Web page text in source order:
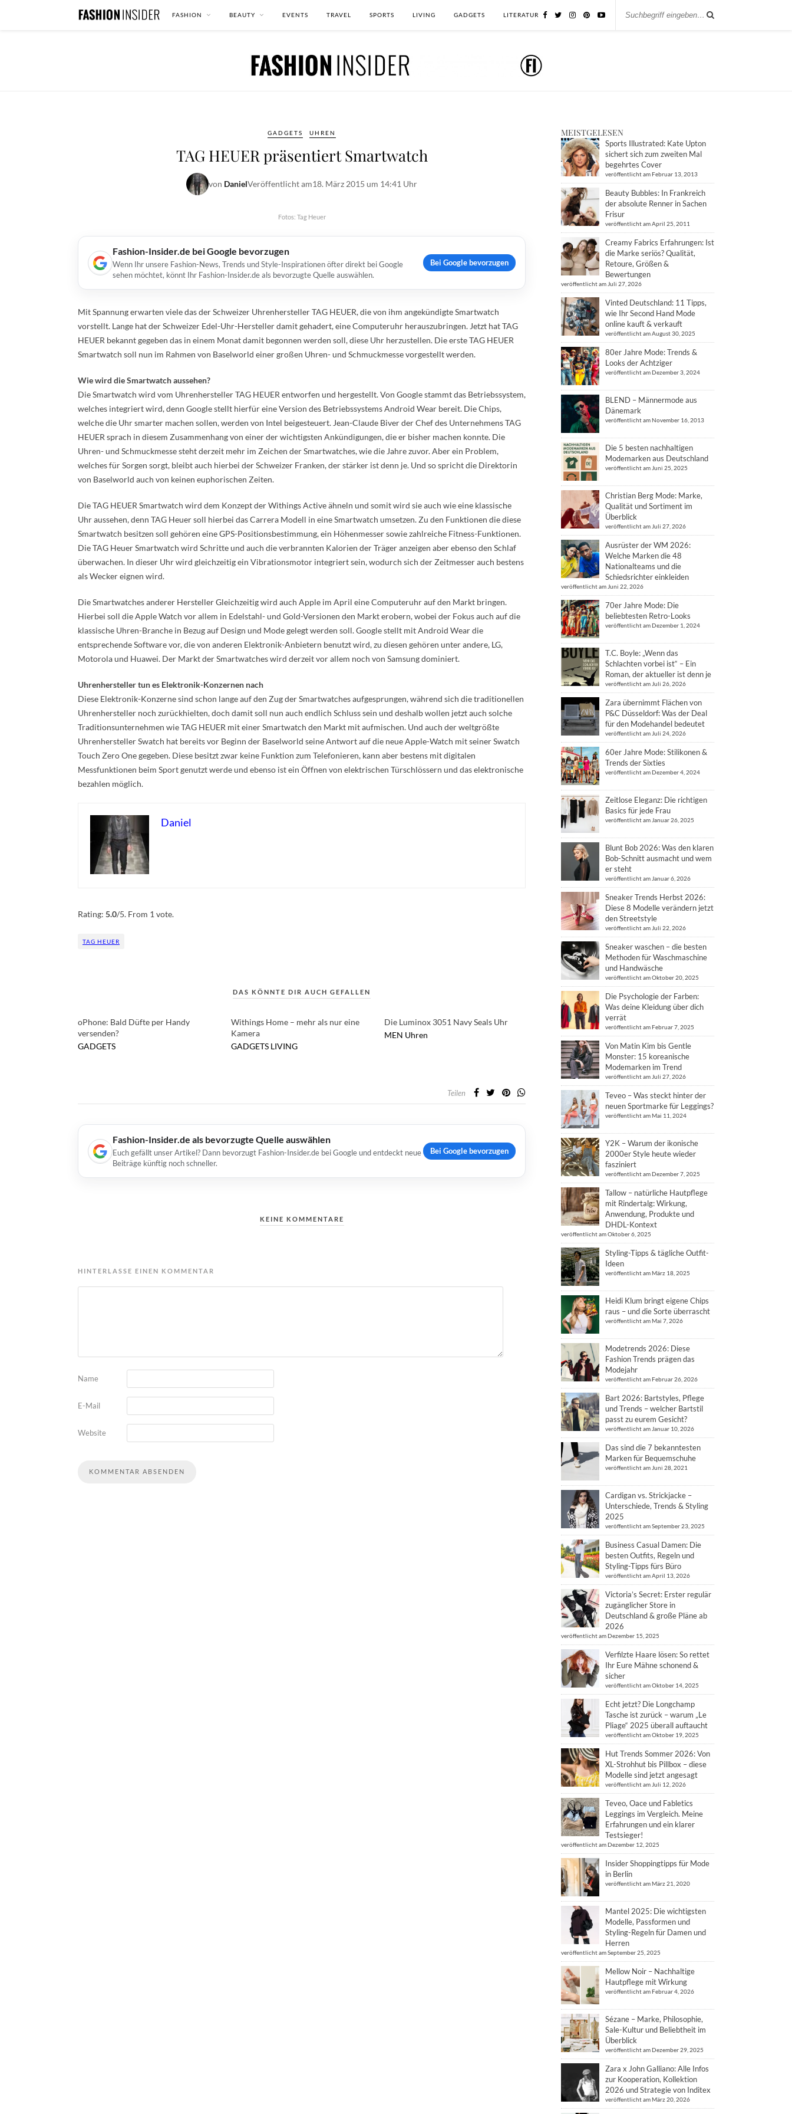
FASHION BEAUTY EVENTS TRAVEL SPORTS LIVING GADGETS LITERATUR
GADGETS UHREN
TAG HEUER präsentiert Smartwatch
von DanielVeröffentlicht am18. März 2015 um 14:41 Uhr
Fotos: Tag Heuer
Fashion-Insider.de bei Google bevorzugen
Wenn Ihr unsere Fashion-News, Trends und Style-Inspirationen öfter direkt bei Google
sehen möchtet, könnt Ihr Fashion-Insider.de als bevorzugte Quelle auswählen.
Bei Google bevorzugen
Mit Spannung erwarten viele das der Schweizer Uhrenhersteller TAG HEUER, die von ihm angekündigte Smartwatch
vorstellt. Lange hat der Schweizer Edel-Uhr-Hersteller damit gehadert, eine Computeruhr herauszubringen. Jetzt hat TAG
HEUER bekannt gegeben das in einem Monat damit begonnen werden soll, diese Uhr herzustellen. Die erste TAG HEUER
Smartwatch soll nun im Rahmen von Baselworld einer großen Uhren- und Schmuckmesse vorgestellt werden.
Wie wird die Smartwatch aussehen?
Die Smartwatch wird vom Uhrenhersteller TAG HEUER entworfen und hergestellt. Von Google stammt das Betriebssystem,
welches integriert wird, denn Google stellt hierfür eine Version des Betriebssystems Android Wear bereit. Die Chips,
welche die Uhr smarter machen sollen, werden von Intel beigesteuert. Jean-Claude Biver der Chef des Unternehmens TAG
HEUER sprach in diesem Zusammenhang von einer der wichtigsten Ankündigungen, die er bisher machen konnte. Die
Uhren- und Schmuckmesse steht derzeit mehr im Zeichen der Smartwatches, wie die Jahre zuvor. Aber ein Problem,
welches für Sorgen sorgt, bleibt auch hierbei der Schweizer Franken, der stärker ist denn je. Und so spricht die Direktorin
von Baselworld auch von keinen euphorischen Zeiten.
Die TAG HEUER Smartwatch wird dem Konzept der Withings Active ähneln und somit wird sie auch wie eine klassische
Uhr aussehen, denn TAG Heuer soll hierbei das Carrera Modell in eine Smartwatch umsetzen. Zu den Funktionen die diese
Smartwatch besitzen soll gehören eine GPS-Positionsbestimmung, ein Höhenmesser sowie zahlreiche Fitness-Funktionen.
Die TAG Heuer Smartwatch wird Schritte und auch die verbrannten Kalorien der Träger anzeigen aber ebenso den Schlaf
überwachen. In dieser Uhr wird gleichzeitig ein Vibrationsmotor integriert sein, wodurch sich der Zeitmesser auch bestens
als Wecker eignen wird.
Die Smartwatches anderer Hersteller Gleichzeitig wird auch Apple im April eine Computeruhr auf den Markt bringen.
Hierbei soll die Apple Watch vor allem in Edelstahl- und Gold-Versionen den Markt erobern, wobei der Fokus auch auf die
klassische Uhren-Branche in Bezug auf Design und Mode gelegt werden soll. Google stellt mit Android Wear die
entsprechende Software vor, die von anderen Elektronik-Anbietern benutzt wird, zu diesen gehören unter andere, LG,
Motorola und Huawei. Der Markt der Smartwatches wird derzeit vor allem noch von Samsung dominiert.
Uhrenhersteller tun es Elektronik-Konzernen nach
Diese Elektronik-Konzerne sind schon lange auf den Zug der Smartwatches aufgesprungen, während sich die traditionellen
Uhrenhersteller noch zurückhielten, doch damit soll nun auch endlich Schluss sein und deshalb wollen jetzt auch solche
Traditionsunternehmen wie TAG HEUER mit einer Smartwatch den Markt mit aufmischen. Und auch der weltgrößte
Uhrenhersteller Swatch hat bereits vor Beginn der Baselworld seine Antwort auf die neue Apple-Watch mit seiner Swatch
Touch Zero One gegeben. Diese besitzt zwar keine Funktion zum Telefonieren, kann aber bestens mit digitalen
Messfunktionen beim Sport genutzt werde und ebenso ist ein Öffnen von elektrischen Türschlössern und das elektronische
bezahlen möglich.
Daniel
Rating: 5.0/5. From 1 vote.
TAG HEUER
DAS KÖNNTE DIR AUCH GEFALLEN
oPhone: Bald Düfte per Handy
versenden?
GADGETS
Withings Home – mehr als nur eine
Kamera
GADGETS LIVING
Die Luminox 3051 Navy Seals Uhr
MEN Uhren
Teilen
Fashion-Insider.de als bevorzugte Quelle auswählen
Euch gefällt unser Artikel? Dann bevorzugt Fashion-Insider.de bei Google und entdeckt neue
Beiträge künftig noch schneller.
Bei Google bevorzugen
KEINE KOMMENTARE
HINTERLASSE EINEN KOMMENTAR
Name
E-Mail
Website
MEISTGELESEN
Sports Illustrated: Kate Upton
sichert sich zum zweiten Mal
begehrtes Cover
veröffentlicht am Februar 13, 2013
Beauty Bubbles: In Frankreich
der absolute Renner in Sachen
Frisur
veröffentlicht am April 25, 2011
Creamy Fabrics Erfahrungen: Ist
die Marke seriös? Qualität,
Retoure, Größen &
Bewertungen
veröffentlicht am Juli 27, 2026
Vinted Deutschland: 11 Tipps,
wie Ihr Second Hand Mode
online kauft & verkauft
veröffentlicht am August 30, 2025
80er Jahre Mode: Trends &
Looks der Achtziger
veröffentlicht am Dezember 3, 2024
BLEND – Männermode aus
Dänemark
veröffentlicht am November 16, 2013
Die 5 besten nachhaltigen
Modemarken aus Deutschland
veröffentlicht am Juni 25, 2025
Christian Berg Mode: Marke,
Qualität und Sortiment im
Überblick
veröffentlicht am Juli 27, 2026
Ausrüster der WM 2026:
Welche Marken die 48
Nationalteams und die
Schiedsrichter einkleiden
veröffentlicht am Juni 22, 2026
70er Jahre Mode: Die
beliebtesten Retro-Looks
veröffentlicht am Dezember 1, 2024
T.C. Boyle: „Wenn das
Schlachten vorbei ist“ – Ein
Roman, der aktueller ist denn je
veröffentlicht am Juli 26, 2026
Zara übernimmt Flächen von
P&C Düsseldorf: Was der Deal
für den Modehandel bedeutet
veröffentlicht am Juli 24, 2026
60er Jahre Mode: Stilikonen &
Trends der Sixties
veröffentlicht am Dezember 4, 2024
Zeitlose Eleganz: Die richtigen
Basics für jede Frau
veröffentlicht am Januar 26, 2025
Blunt Bob 2026: Was den klaren
Bob-Schnitt ausmacht und wem
er steht
veröffentlicht am Januar 6, 2026
Sneaker Trends Herbst 2026:
Diese 8 Modelle verändern jetzt
den Streetstyle
veröffentlicht am Juli 22, 2026
Sneaker waschen – die besten
Methoden für Waschmaschine
und Handwäsche
veröffentlicht am Oktober 20, 2025
Die Psychologie der Farben:
Was deine Kleidung über dich
verrät
veröffentlicht am Februar 7, 2025
Von Matin Kim bis Gentle
Monster: 15 koreanische
Modemarken im Trend
veröffentlicht am Juli 27, 2026
Teveo – Was steckt hinter der
neuen Sportmarke für Leggings?
veröffentlicht am Mai 11, 2024
Y2K – Warum der ikonische
2000er Style heute wieder
fasziniert
veröffentlicht am Dezember 7, 2025
Tallow – natürliche Hautpflege
mit Rindertalg: Wirkung,
Anwendung, Produkte und
DHDL-Kontext
veröffentlicht am Oktober 6, 2025
Styling-Tipps & tägliche Outfit-
Ideen
veröffentlicht am März 18, 2025
Heidi Klum bringt eigene Chips
raus – und die Sorte überrascht
veröffentlicht am Mai 7, 2026
Modetrends 2026: Diese
Fashion Trends prägen das
Modejahr
veröffentlicht am Februar 26, 2026
Bart 2026: Bartstyles, Pflege
und Trends – welcher Bartstil
passt zu eurem Gesicht?
veröffentlicht am Januar 10, 2026
Das sind die 7 bekanntesten
Marken für Bequemschuhe
veröffentlicht am Juni 28, 2021
Cardigan vs. Strickjacke –
Unterschiede, Trends & Styling
2025
veröffentlicht am September 23, 2025
Business Casual Damen: Die
besten Outfits, Regeln und
Styling-Tipps fürs Büro
veröffentlicht am April 13, 2026
Victoria’s Secret: Erster regulär
zugänglicher Store in
Deutschland & große Pläne ab
2026
veröffentlicht am Dezember 15, 2025
Verfilzte Haare lösen: So rettet
Ihr Eure Mähne schonend &
sicher
veröffentlicht am Oktober 14, 2025
Echt jetzt? Die Longchamp
Tasche ist zurück – warum „Le
Pliage“ 2025 überall auftaucht
veröffentlicht am Oktober 19, 2025
Hut Trends Sommer 2026: Von
XL-Strohhut bis Pillbox – diese
Modelle sind jetzt angesagt
veröffentlicht am Juli 12, 2026
Teveo, Oace und Fabletics
Leggings im Vergleich. Meine
Erfahrungen und ein klarer
Testsieger!
veröffentlicht am Dezember 12, 2025
Insider Shoppingtipps für Mode
in Berlin
veröffentlicht am März 21, 2020
Mantel 2025: Die wichtigsten
Modelle, Passformen und
Styling-Regeln für Damen und
Herren
veröffentlicht am September 25, 2025
Mellow Noir – Nachhaltige
Hautpflege mit Wirkung
veröffentlicht am Februar 4, 2026
Sézane – Marke, Philosophie,
Sale-Kultur und Beliebtheit im
Überblick
veröffentlicht am Dezember 29, 2025
Zara x John Galliano: Alle Infos
zur Kooperation, Kollektion
2026 und Strategie von Inditex
veröffentlicht am März 20, 2026